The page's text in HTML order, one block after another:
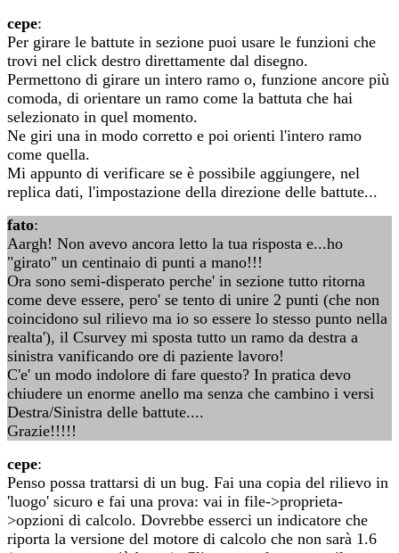
cepe:
Per girare le battute in sezione puoi usare le funzioni che
trovi nel click destro direttamente dal disegno.
Permettono di girare un intero ramo o, funzione ancore più
comoda, di orientare un ramo come la battuta che hai
selezionato in quel momento.
Ne giri una in modo corretto e poi orienti l'intero ramo
come quella.
Mi appunto di verificare se è possibile aggiungere, nel
replica dati, l'impostazione della direzione delle battute...
fato:
Aargh! Non avevo ancora letto la tua risposta e...ho
"girato" un centinaio di punti a mano!!!
Ora sono semi-disperato perche' in sezione tutto ritorna
come deve essere, pero' se tento di unire 2 punti (che non
coincidono sul rilievo ma io so essere lo stesso punto nella
realta'), il Csurvey mi sposta tutto un ramo da destra a
sinistra vanificando ore di paziente lavoro!
C'e' un modo indolore di fare questo? In pratica devo
chiudere un enorme anello ma senza che cambino i versi
Destra/Sinistra delle battute....
Grazie!!!!!
cepe:
Penso possa trattarsi di un bug. Fai una copia del rilievo in
'luogo' sicuro e fai una prova: vai in file->proprieta-
>opzioni di calcolo. Dovrebbe esserci un indicatore che
riporta la versione del motore di calcolo che non sarà 1.6